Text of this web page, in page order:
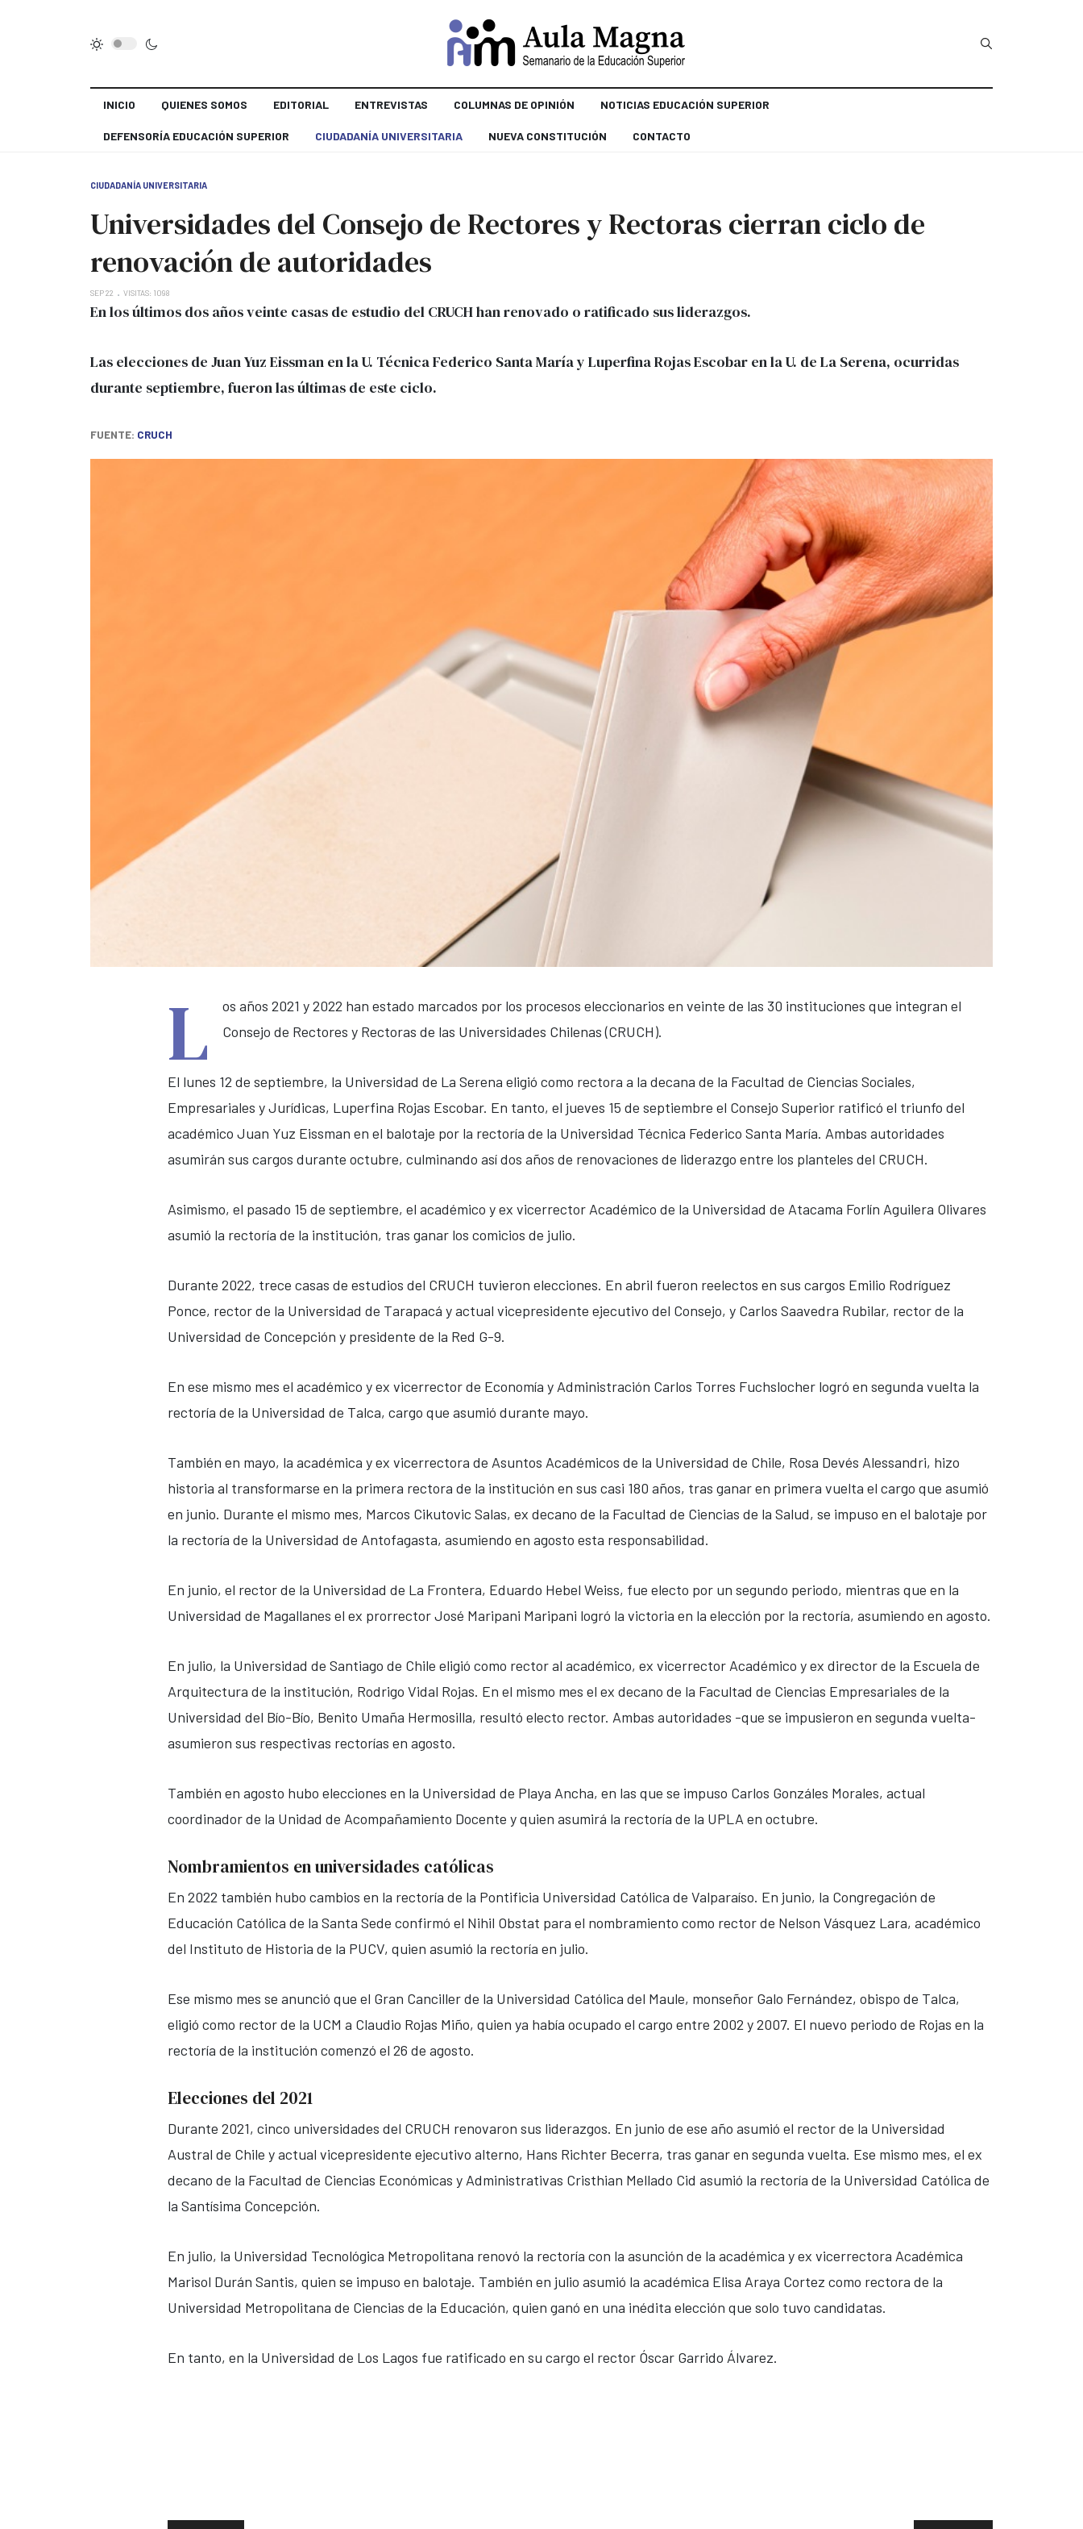
INICIO QUIENES SOMOS EDITORIAL ENTREVISTAS COLUMNAS DE OPINIÓN NOTICIAS EDUCACIÓN SUPERIOR
DEFENSORÍA EDUCACIÓN SUPERIOR CIUDADANÍA UNIVERSITARIA NUEVA CONSTITUCIÓN CONTACTO
CIUDADANÍA UNIVERSITARIA
Universidades del Consejo de Rectores y Rectoras cierran ciclo de
renovación de autoridades
SEP 22 VISITAS: 1098
En los últimos dos años veinte casas de estudio del CRUCH han renovado o ratificado sus liderazgos.
Las elecciones de Juan Yuz Eissman en la U. Técnica Federico Santa María y Luperfina Rojas Escobar en la U. de La Serena, ocurridas
durante septiembre, fueron las últimas de este ciclo.
CRUCH
L
os años 2021 y 2022 han estado marcados por los procesos eleccionarios en veinte de las 30 instituciones que integran el
Consejo de Rectores y Rectoras de las Universidades Chilenas (CRUCH).
El lunes 12 de septiembre, la Universidad de La Serena eligió como rectora a la decana de la Facultad de Ciencias Sociales,
Empresariales y Jurídicas, Luperfina Rojas Escobar. En tanto, el jueves 15 de septiembre el Consejo Superior ratificó el triunfo del
académico Juan Yuz Eissman en el balotaje por la rectoría de la Universidad Técnica Federico Santa María. Ambas autoridades
asumirán sus cargos durante octubre, culminando así dos años de renovaciones de liderazgo entre los planteles del CRUCH.
Asimismo, el pasado 15 de septiembre, el académico y ex vicerrector Académico de la Universidad de Atacama Forlín Aguilera Olivares
asumió la rectoría de la institución, tras ganar los comicios de julio.
Durante 2022, trece casas de estudios del CRUCH tuvieron elecciones. En abril fueron reelectos en sus cargos Emilio Rodríguez
Ponce, rector de la Universidad de Tarapacá y actual vicepresidente ejecutivo del Consejo, y Carlos Saavedra Rubilar, rector de la
Universidad de Concepción y presidente de la Red G-9.
En ese mismo mes el académico y ex vicerrector de Economía y Administración Carlos Torres Fuchslocher logró en segunda vuelta la
rectoría de la Universidad de Talca, cargo que asumió durante mayo.
También en mayo, la académica y ex vicerrectora de Asuntos Académicos de la Universidad de Chile, Rosa Devés Alessandri, hizo
historia al transformarse en la primera rectora de la institución en sus casi 180 años, tras ganar en primera vuelta el cargo que asumió
en junio. Durante el mismo mes, Marcos Cikutovic Salas, ex decano de la Facultad de Ciencias de la Salud, se impuso en el balotaje por
la rectoría de la Universidad de Antofagasta, asumiendo en agosto esta responsabilidad.
En junio, el rector de la Universidad de La Frontera, Eduardo Hebel Weiss, fue electo por un segundo periodo, mientras que en la
Universidad de Magallanes el ex prorrector José Maripani Maripani logró la victoria en la elección por la rectoría, asumiendo en agosto.
En julio, la Universidad de Santiago de Chile eligió como rector al académico, ex vicerrector Académico y ex director de la Escuela de
Arquitectura de la institución, Rodrigo Vidal Rojas. En el mismo mes el ex decano de la Facultad de Ciencias Empresariales de la
Universidad del Bío-Bío, Benito Umaña Hermosilla, resultó electo rector. Ambas autoridades -que se impusieron en segunda vuelta-
asumieron sus respectivas rectorías en agosto.
También en agosto hubo elecciones en la Universidad de Playa Ancha, en las que se impuso Carlos Gonzáles Morales, actual
coordinador de la Unidad de Acompañamiento Docente y quien asumirá la rectoría de la UPLA en octubre.
Nombramientos en universidades católicas
En 2022 también hubo cambios en la rectoría de la Pontificia Universidad Católica de Valparaíso. En junio, la Congregación de
Educación Católica de la Santa Sede confirmó el Nihil Obstat para el nombramiento como rector de Nelson Vásquez Lara, académico
del Instituto de Historia de la PUCV, quien asumió la rectoría en julio.
Ese mismo mes se anunció que el Gran Canciller de la Universidad Católica del Maule, monseñor Galo Fernández, obispo de Talca,
eligió como rector de la UCM a Claudio Rojas Miño, quien ya había ocupado el cargo entre 2002 y 2007. El nuevo periodo de Rojas en la
rectoría de la institución comenzó el 26 de agosto.
Elecciones del 2021
Durante 2021, cinco universidades del CRUCH renovaron sus liderazgos. En junio de ese año asumió el rector de la Universidad
Austral de Chile y actual vicepresidente ejecutivo alterno, Hans Richter Becerra, tras ganar en segunda vuelta. Ese mismo mes, el ex
decano de la Facultad de Ciencias Económicas y Administrativas Cristhian Mellado Cid asumió la rectoría de la Universidad Católica de
la Santísima Concepción.
En julio, la Universidad Tecnológica Metropolitana renovó la rectoría con la asunción de la académica y ex vicerrectora Académica
Marisol Durán Santis, quien se impuso en balotaje. También en julio asumió la académica Elisa Araya Cortez como rectora de la
Universidad Metropolitana de Ciencias de la Educación, quien ganó en una inédita elección que solo tuvo candidatas.
En tanto, en la Universidad de Los Lagos fue ratificado en su cargo el rector Óscar Garrido Álvarez.